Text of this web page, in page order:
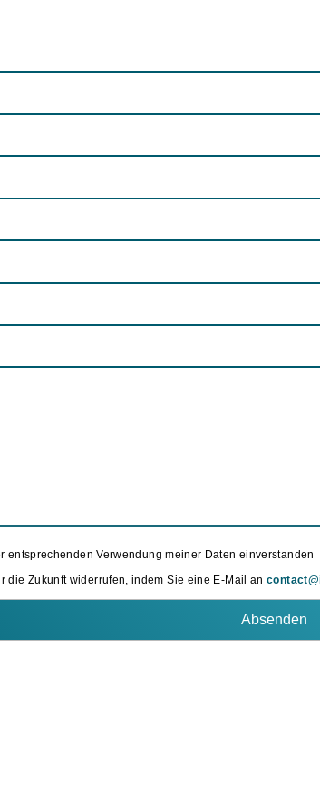
entsprechenden Verwendung meiner Daten einverstanden
die Zukunft widerrufen, indem Sie eine E-Mail an